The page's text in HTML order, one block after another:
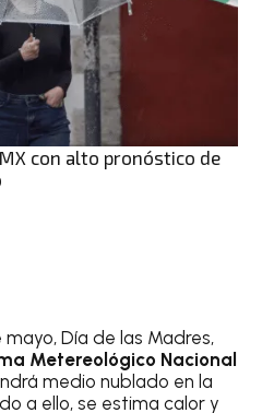
con alto pronóstico de
Día de las Madres,
Metereológico Nacional
medio nublado en la
a ello, se estima calor y